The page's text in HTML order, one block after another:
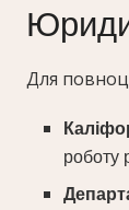
Для
роботу